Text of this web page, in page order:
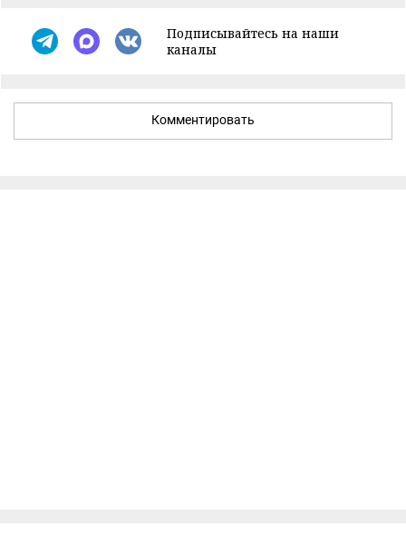
Подписывайтесь на наши
каналы
Комментировать